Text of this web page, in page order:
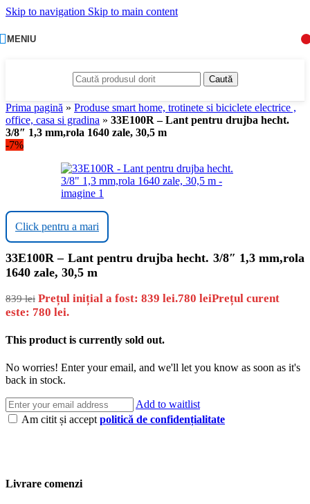
Skip to navigation Skip to main content
MENIU
Caută
Prima pagină » Produse smart home, trotinete si biciclete electrice ,
office, casa si gradina » 33E100R – Lant pentru drujba hecht.
3/8″ 1,3 mm,rola 1640 zale, 30,5 m
-7%
Click pentru a mari
33E100R – Lant pentru drujba hecht. 3/8″ 1,3 mm,rola
1640 zale, 30,5 m
839lei Prețul inițial a fost: 839 lei.780 leiPrețul curent
este: 780 lei.
This product is currently sold out.
No worries! Enter your email, and we'll let you know as soon as it's
back in stock.
Add to waitlist
Am citit și accept politică de confidențialitate
Livrare comenzi